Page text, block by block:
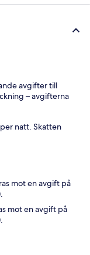
avgifter till
– avgifterna
natt. Skatten
mot en avgift på
mot en avgift på